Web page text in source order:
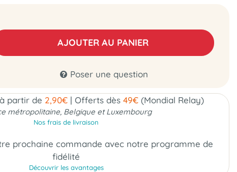
AJOUTER AU PANIER
Poser une question
partir de 2,90€ | Offerts dès 49€ (Mondial Relay)
métropolitaine, Belgique et Luxembourg
Nos frais de livraison
prochaine commande avec notre programme de
fidélité
Découvrir les avantages